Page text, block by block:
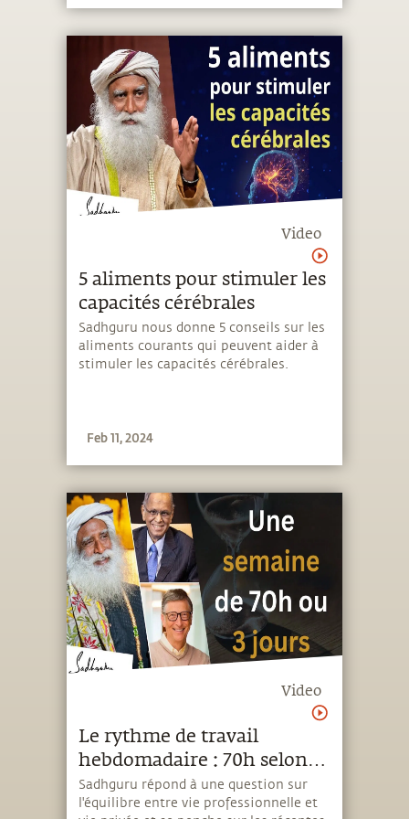
Video
5 aliments pour stimuler les
capacités cérébrales
Sadhguru nous donne 5 conseils sur les
aliments courants qui peuvent aider à
stimuler les capacités cérébrales.
Feb 11, 2024
Video
Le rythme de travail
hebdomadaire : 70h selon
Narayana Murthy ou 3 jours
selon Bill Gates ?
Sadhguru répond à une question sur
l'équilibre entre vie professionnelle et